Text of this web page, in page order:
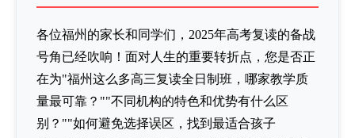
各位福州的家长和同学们，2025年高考复读的备战
号角已经吹响！面对人生的重要转折点，您是否正
在为"福州这么多高三复读全日制班，哪家教学质
量最可靠？""不同机构的特色和优势有什么区
别？""如何避免选择误区，找到最适合孩子